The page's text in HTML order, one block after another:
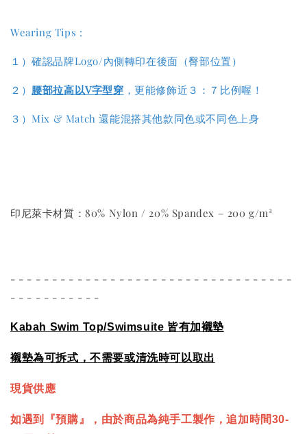
Wearing Tips :
１）確認品牌Logo/內側轉印在後面（臀部位置）
２） 腰部拉高以V字型穿 ，更能修飾近３：７比例喔！
３）Mix & Match 還能混搭其他款同色或不同色上身
印尼萊卡材質：80% Nylon / 20% Spandex – 200 g/m²
- - - - - - - - - - - - - - - - - - - - - - - - - - - - - - - - - -
- - - - - - - - - - -
Kabah Swim Top/Swimsuite 皆有加襯墊
襯墊為可拆式，不需要或清洗時可以取出
現貨供應
如遇到『預購』，由於商品為純手工製作，追加時間30-